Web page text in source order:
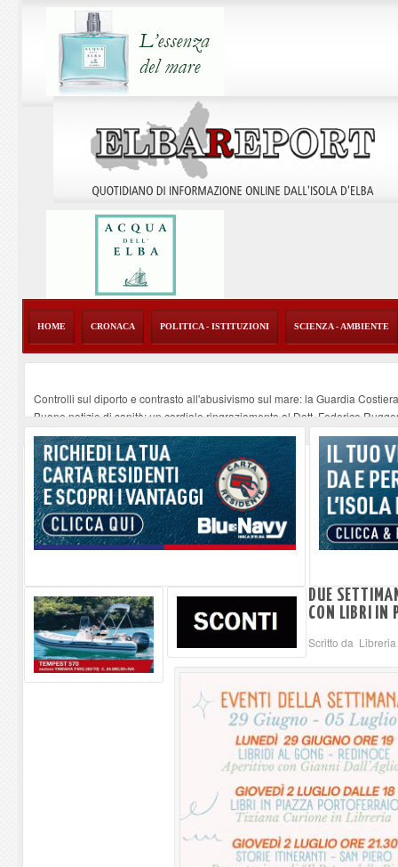
HOME CRONACA POLITICA - ISTITUZIONI SCIENZA - AMBIENTE
Controlli sul diporto e contrasto all'abusivismo sul mare: la Guardia
Buone notizie di sanità: un cordiale ringraziamento al Dott. Federico
Altiero Spinelli e Ursula Hirschmann all'Elba: riaffiora una testimonianza
Capoliveri, potenziata la pulizia dei bordi stradali -07-08-2026
Marina di Campo tra i porti interessati dal nuovo piano dell'Autorità
DUE
CON LIBRI IN
Scritto da